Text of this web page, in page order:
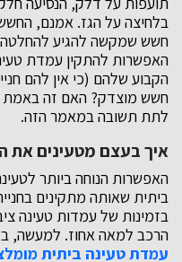
בלחיצה על הגז. אמנם,
חשש שמקשה להגיע
האפשרות להתקין עמדת
הקבוע שלהם (כי אין להם
חשש מוצדק? האם זה באמת
לתת תשובה במאמר הזה.
איך בעצם מטעינים את
האפשרות הנוחה ביותר
ביתית שאותה מתקינים
בזמינות של עמדות טעינה
הרכב למאה אחוז. למעשה,
עמדת טעינה ביתית